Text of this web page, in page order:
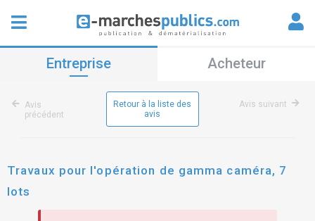
Entreprise Acheteur
Avis
précédent
Retour à la liste des
avis
Avis suivant
Travaux pour l'opération de gamma caméra, 7
lots